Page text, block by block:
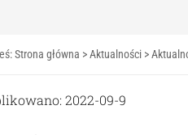
Strona główna >Aktualności >
2022-09-9